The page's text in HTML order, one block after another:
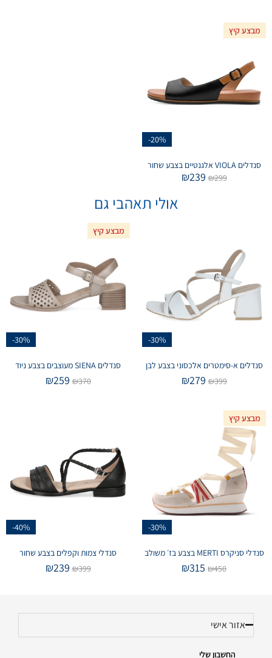
מבצע קיץ
-20%
סנדלים VIOLA אלגנטיים בצבע שחור
₪299
₪239
אולי תאהבי גם
-30%
סנדלים א-סימטרים אלכסוני בצבע לבן
₪399
₪279
מבצע קיץ
-30%
סנדלים SIENA מעוצבים בצבע ניוד
₪370
₪259
מבצע קיץ
-30%
סנדלי סניקרס MERTI בצבע בז׳ משולב
₪450
₪315
-40%
סנדלי צמות וקפלים בצבע שחור
₪399
₪239
אזור אישי
החשבון שלי